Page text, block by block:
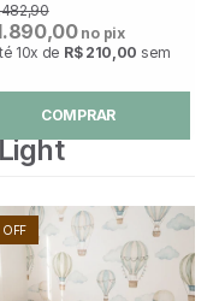
no pix
10x de R$ 210,00 sem
COMPRAR